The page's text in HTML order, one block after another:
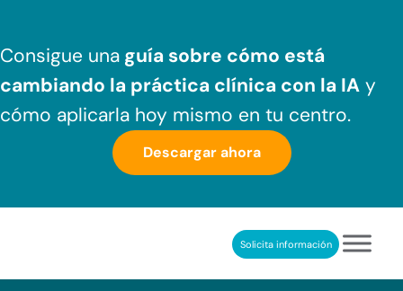
Consigue una guía sobre cómo está
cambiando la práctica clínica con la IA y
cómo aplicarla hoy mismo en tu centro.
Descargar ahora
REHABILITACIÓN COGNITIVA PROFESIONALSolicita información